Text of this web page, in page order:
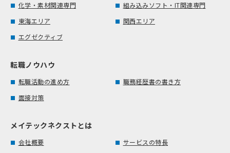
化学・素材関連専門
組み込みソフト・IT関連専門
東海エリア
関西エリア
エグゼクティブ
転職ノウハウ
転職活動の進め方
職務経歴書の書き方
面接対策
メイテックネクストとは
会社概要 サービスの特長